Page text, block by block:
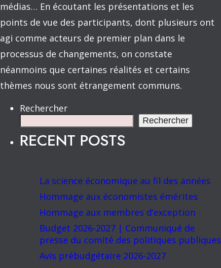
médias… En écoutant les présentations et les
points de vue des participants, dont plusieurs ont
agi comme acteurs de premier plan dans le
processus de changements, on constate
néanmoins que certaines réalités et certains
thèmes nous sont étrangement communs.
Rechercher
Rechercher
RECENT POSTS
La science économique au fil des années
Hommage aux économistes émérites
Hommage aux membres d’exception
Budget 2026-2027 | Communiqué de
presse du comité des politiques publiques
Avis prébudgétaire 2026-2027